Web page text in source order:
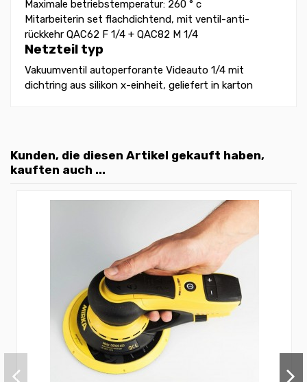
Maximale betriebstemperatur: 260 ° c
Mitarbeiterin set flachdichtend, mit ventil-anti-
rückkehr QAC62 F 1/4 + QAC82 M 1/4
Netzteil typ
Vakuumventil autoperforante Videauto 1/4 mit
dichtring aus silikon x-einheit, geliefert in karton
Kunden, die diesen Artikel gekauft haben,
kauften auch ...